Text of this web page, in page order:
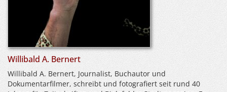
Willibald A. Bernert
Willibald A. Bernert, Journalist, Buchautor und
Dokumentarfilmer, schreibt und fotografiert seit rund 40